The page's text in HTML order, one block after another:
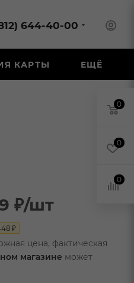
644-40-00
КАРТЫ ЕЩЁ
₽/шт
₽
цена, фактическая
магазине может
0
0
0